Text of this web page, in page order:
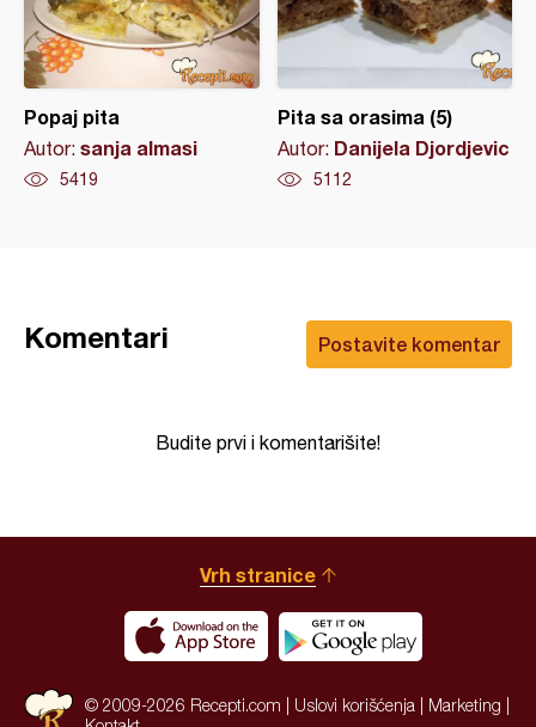
Popaj pita
Autor: sanja almasi
5419
Pita sa orasima (5)
Autor: Danijela Djordjevic
5112
Postavite komentar
Komentari
Budite prvi i komentarišite!
Vrh stranice
© 2009-2026 Recepti.com | Uslovi korišćenja Marketing